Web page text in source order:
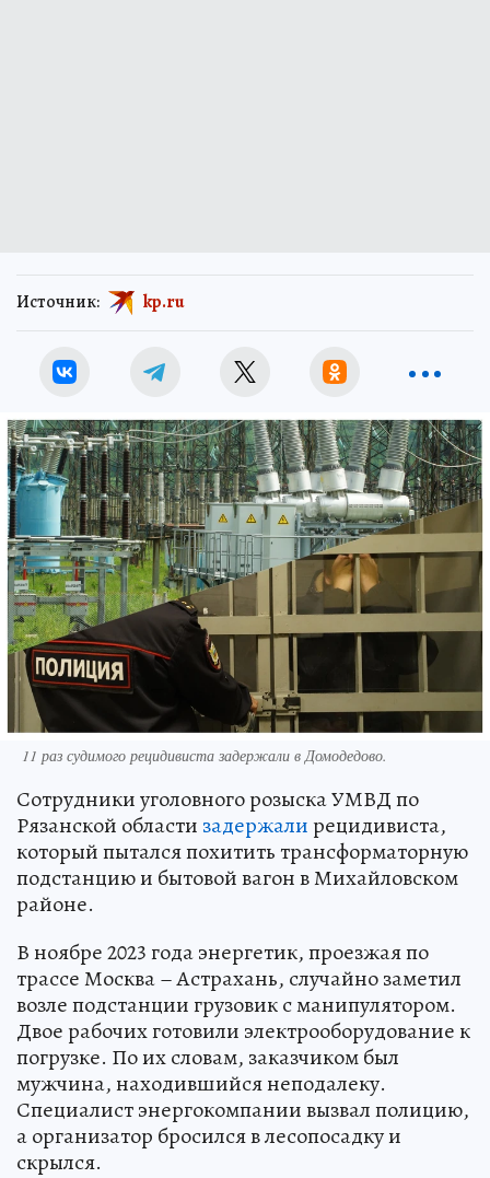
Источник: kp.ru
11 раз судимого рецидивиста задержали в Домодедово.
Сотрудники уголовного розыска УМВД по
Рязанской области задержалирецидивиста,
который пытался похитить трансформаторную
подстанцию и бытовой вагон в Михайловском
районе.
В ноябре 2023 года энергетик, проезжая по
трассе Москва – Астрахань, случайно заметил
возле подстанции грузовик с манипулятором.
Двое рабочих готовили электрооборудование к
погрузке. По их словам, заказчиком был
мужчина, находившийся неподалеку.
Специалист энергокомпании вызвал полицию,
а организатор бросился в лесопосадку и
скрылся.